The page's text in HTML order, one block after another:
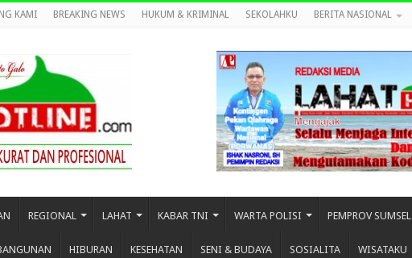
KAMI BREAKING NEWS HUKUM & KRIMINAL SEKOLAHKU BERITA NASIONAL
REGIONAL LAHAT KABAR TNI WARTA POLISI PEMPROV SUMSEL
HIBURAN KESEHATAN SENI & BUDAYA SOSIALITA WISATAKU